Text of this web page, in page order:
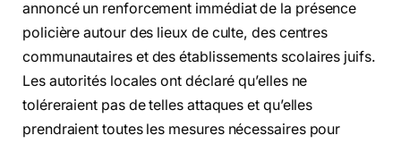
annoncé un renforcement immédiat de la présence
policière autour des lieux de culte, des centres
communautaires et des établissements scolaires juifs.
Les autorités locales ont déclaré qu’elles ne
toléreraient pas de telles attaques et qu’elles
prendraient toutes les mesures nécessaires pour